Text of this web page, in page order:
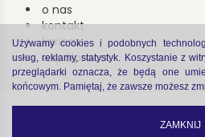
Używamy cookies i podobnych
usług, reklamy, statystyk. Koszystanie z
przeglądarki oznacza, że będą one
końcowym. Pamiętaj, że zawsze możesz
ZAMKNIJ
o nas
kontakt
kariera
współpraca
polityka